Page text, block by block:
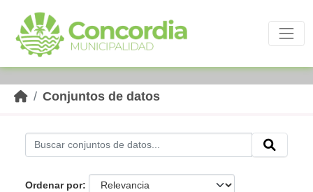
Conjuntos de datos
Ordenar por